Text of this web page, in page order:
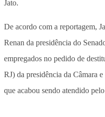
Jato.
De acordo com a reportagem,
Renan da presidência do
empregados no pedido de
RJ) da presidência da Câmara
que acabou sendo atendido